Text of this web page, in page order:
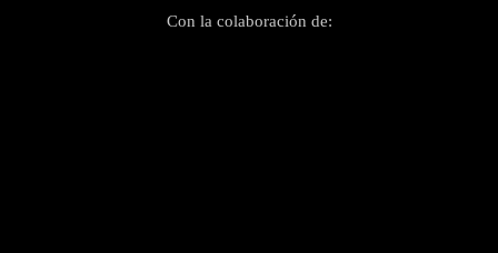
Con la colaboración de: